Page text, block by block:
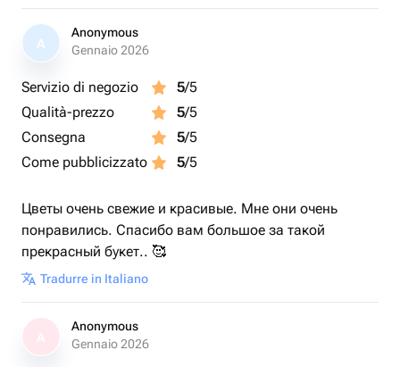
A
Anonymous
Gennaio 2026
Servizio di negozio 5/5
Qualità-prezzo
5/5
Consegna
5/5
Come pubblicizzato
5/5
Цветы очень свежие и красивые. Мне они очень
понравились. Спасибо вам большое за такой
прекрасный букет.. 🥰
Tradurre in Italiano
Anonymous
Gennaio 2026